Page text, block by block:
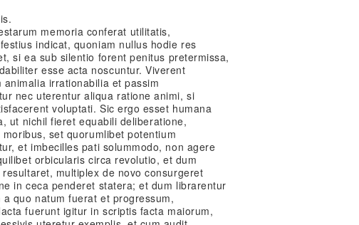
memoria conferat utilitatis,
indicat, quoniam nullus hodie res
si ea sub silentio forent penitus pretermissa,
esse acta noscuntur. Viverent
irrationabilia et passim
nec uterentur aliqua ratione animi, si
voluptati. Sic ergo esset humana
ut nichil fieret equabili deliberatione,
set quorumlibet potentium
et imbecilles pati solummodo, non agere
orbicularis circa revolutio, et dum
multiplex de novo consurgeret
in ceca penderet statera; et dum librarentur
quo natum fuerat et progressum,
fuerunt igitur in scriptis facta maiorum,